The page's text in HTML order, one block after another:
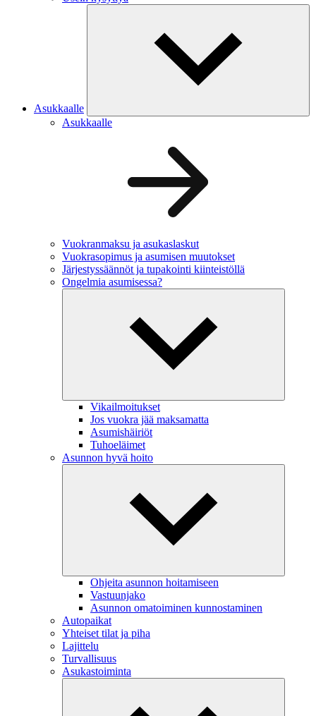
Asukkaalle
Asukkaalle
Vuokranmaksu ja asukaslaskut
Vuokrasopimus ja asumisen muutokset
Järjestyssäännöt ja tupakointi kiinteistöllä
Ongelmia asumisessa?
Vikailmoitukset
Jos vuokra jää maksamatta
Asumishäiriöt
Tuhoeläimet
Asunnon hyvä hoito
Ohjeita asunnon hoitamiseen
Vastuunjako
Asunnon omatoiminen kunnostaminen
Autopaikat
Yhteiset tilat ja piha
Lajittelu
Turvallisuus
Asukastoiminta